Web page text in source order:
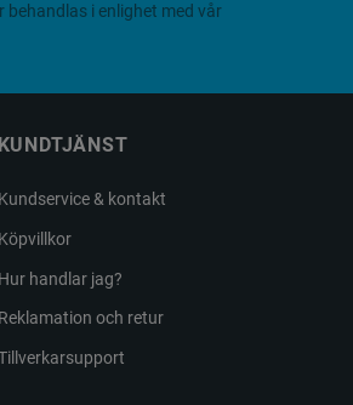
behandlas i enlighet med vår
KUNDTJÄNST
Kundservice & kontakt
Köpvillkor
Hur handlar jag?
Reklamation och retur